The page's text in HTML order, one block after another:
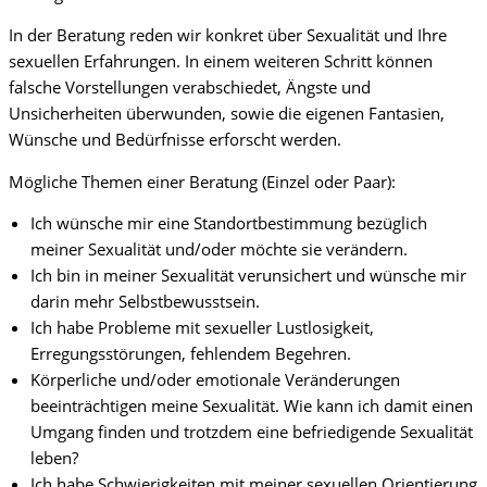
In der Beratung reden wir konkret über Sexualität und Ihre
sexuellen Erfahrungen. In einem weiteren Schritt können
falsche Vorstellungen verabschiedet, Ängste und
Unsicherheiten überwunden, sowie die eigenen Fantasien,
Wünsche und Bedürfnisse erforscht werden.
Mögliche Themen einer Beratung (Einzel oder Paar):
Ich wünsche mir eine Standortbestimmung bezüglich
meiner Sexualität und/oder möchte sie verändern.
Ich bin in meiner Sexualität verunsichert und wünsche mir
darin mehr Selbstbewusstsein.
Ich habe Probleme mit sexueller Lustlosigkeit,
Erregungsstörungen, fehlendem Begehren.
Körperliche und/oder emotionale Veränderungen
beeinträchtigen meine Sexualität. Wie kann ich damit einen
Umgang finden und trotzdem eine befriedigende Sexualität
leben?